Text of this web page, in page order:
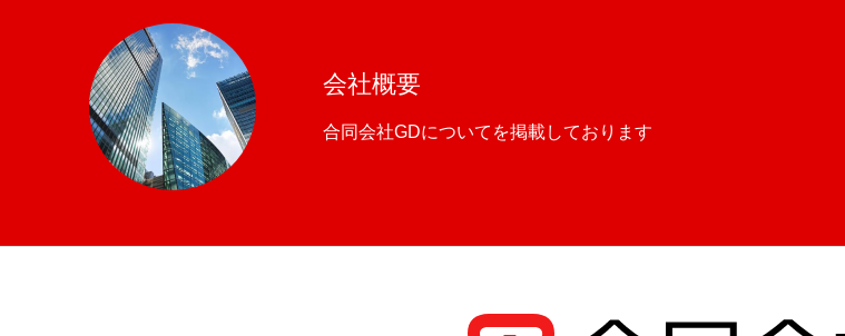
会社概要
合同会社GDについてを掲載しております